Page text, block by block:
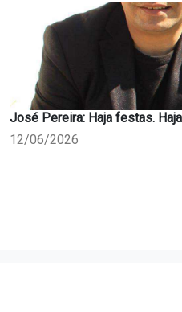
José Pereira: Haja festas.
12/06/2026